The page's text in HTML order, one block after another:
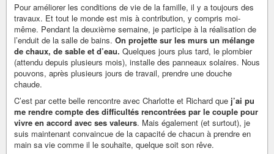
Pour améliorer les conditions de vie de la famille, il y a toujours des
travaux. Et tout le monde est mis à contribution, y compris moi-
même. Pendant la deuxième semaine, je participe à la réalisation de
l’enduit de la salle de bains. On projette sur les murs un mélange
de chaux, de sable et d’eau. Quelques jours plus tard, le plombier
(attendu depuis plusieurs mois), installe des panneaux solaires. Nous
pouvons, après plusieurs jours de travail, prendre une douche
chaude.
C’est par cette belle rencontre avec Charlotte et Richard que j’ai pu
me rendre compte des difficultés rencontrées par le couple pour
vivre en accord avec ses valeurs. Mais également (et surtout), je
suis maintenant convaincue de la capacité de chacun à prendre en
main sa vie comme il le souhaite, quelque soit son rêve.